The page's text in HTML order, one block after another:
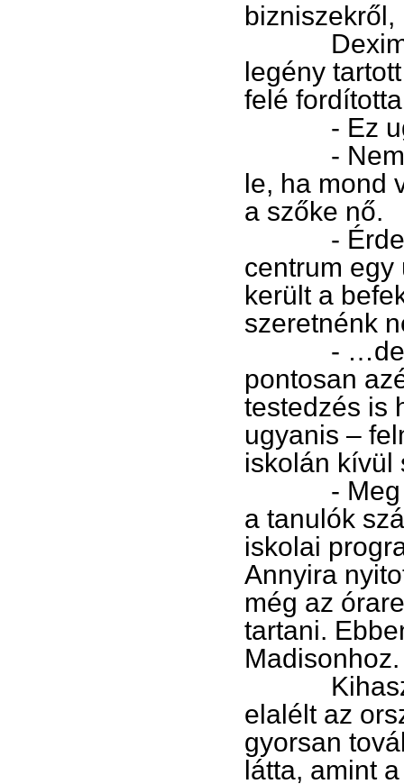
Dexim a
legény
felé
- Ez ugye
- Nem,
le, ha mond
a szőke nő.
-
centrum
került a
szeretnénk
- …de
pontosan
testedzés is
ugyanis –
iskolán
- Meg
a tanulók
iskolai
Annyira
még az
tartani.
elalélt az
gyorsan
látta, amint